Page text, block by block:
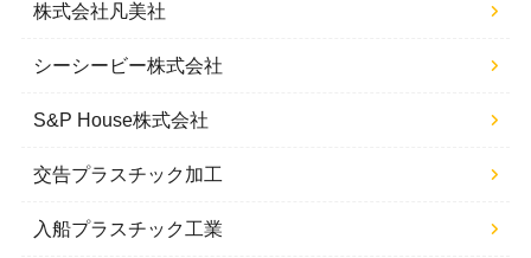
株式会社凡美社
シーシービー株式会社
S&P House株式会社
交告プラスチック加工
入船プラスチック工業